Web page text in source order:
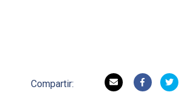
Compartir: